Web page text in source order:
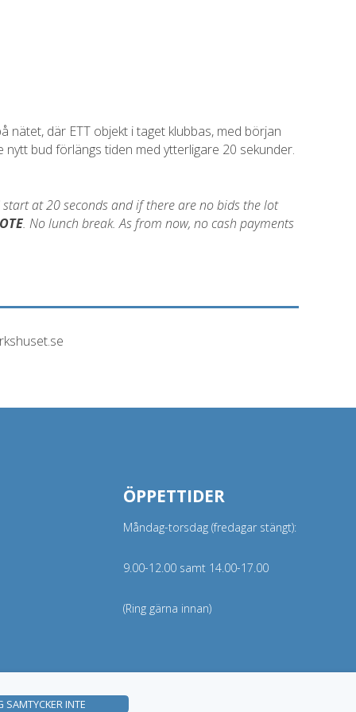
nätet, där ETT objekt i taget klubbas, med början
bud förlängs tiden med ytterligare 20 sekunder.
start at 20 seconds and if there are no bids the lot
. No lunch break. As from now, no cash payments
ÖPPETTIDER
Måndag-torsdag (fredagar stängt):
9.00-12.00 samt 14.00-17.00
(Ring gärna innan)
SAMTYCKER INTE